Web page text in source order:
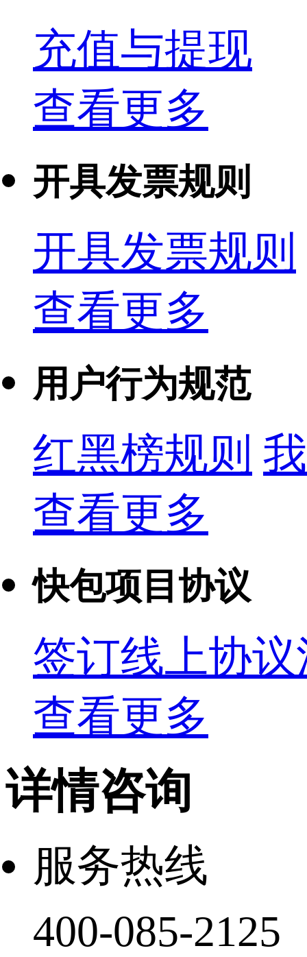
充值与提现
查看更多
开具发票规则
开具发票规则
查看更多
用户行为规范
红黑榜规则
查看更多
快包项目协议
签订线上协
查看更多
详情咨询
服务热线
400-085-2125